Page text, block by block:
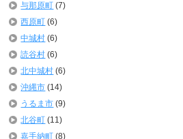
与那原町 (7)
西原町 (6)
中城村 (6)
読谷村 (6)
北中城村 (6)
沖縄市 (14)
うるま市 (9)
北谷町 (11)
嘉手納町 (8)